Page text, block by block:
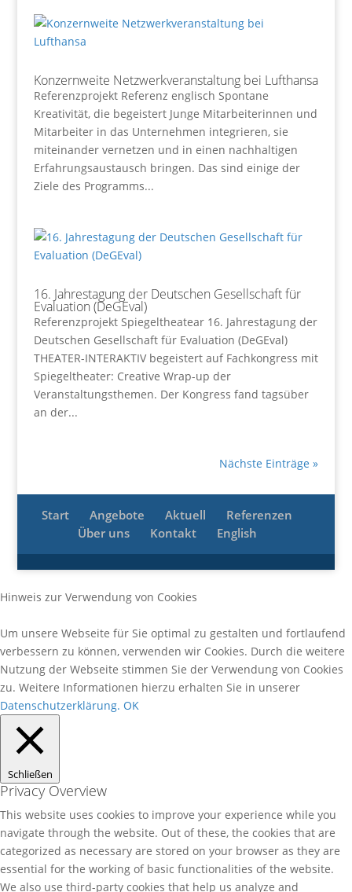
Konzernweite Netzwerkveranstaltung bei Lufthansa
Referenzprojekt Referenz englisch Spontane
Kreativität, die begeistert Junge Mitarbeiterinnen und
Mitarbeiter in das Unternehmen integrieren, sie
miteinander vernetzen und in einen nachhaltigen
Erfahrungsaustausch bringen. Das sind einige der
Ziele des Programms...
16. Jahrestagung der Deutschen Gesellschaft für
Evaluation (DeGEval)
Referenzprojekt Spiegeltheatear 16. Jahrestagung der
Deutschen Gesellschaft für Evaluation (DeGEval)
THEATER-INTERAKTIV begeistert auf Fachkongress mit
Spiegeltheater: Creative Wrap-up der
Veranstaltungsthemen. Der Kongress fand tagsüber
an der...
Nächste Einträge »
Start Angebote Aktuell
Referenzen
Über uns
Kontakt English
Hinweis zur Verwendung von Cookies
Um unsere Webseite für Sie optimal zu gestalten und fortlaufend
verbessern zu können, verwenden wir Cookies. Durch die weitere
Nutzung der Webseite stimmen Sie der Verwendung von Cookies
zu. Weitere Informationen hierzu erhalten Sie in unserer
Datenschutzerklärung. OK
Schließen
Privacy Overview
This website uses cookies to improve your experience while you
navigate through the website. Out of these, the cookies that are
categorized as necessary are stored on your browser as they are
essential for the working of basic functionalities of the website.
We also use third-party cookies that help us analyze and